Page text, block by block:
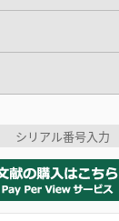
シリアル番号入力